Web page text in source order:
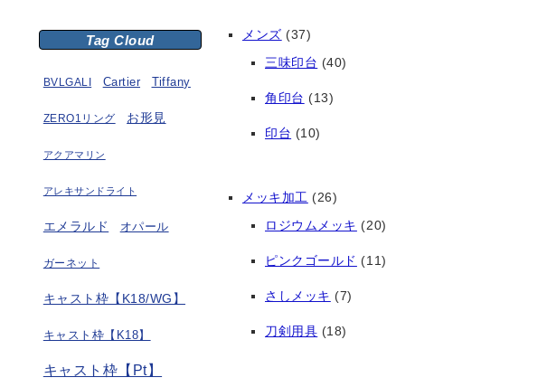
Tag Cloud
BVLGALI Cartier Tiffany
ZERO1リング お形見
アクアマリン
アレキサンドライト
エメラルド オパール
ガーネット
キャスト枠【K18/WG】
キャスト枠【K18】
キャスト枠【Pt】
メンズ (37)
三味印台 (40)
角印台 (13)
印台 (10)
メッキ加工 (26)
ロジウムメッキ (20)
ピンクゴールド (11)
さしメッキ (7)
刀剣用具 (18)